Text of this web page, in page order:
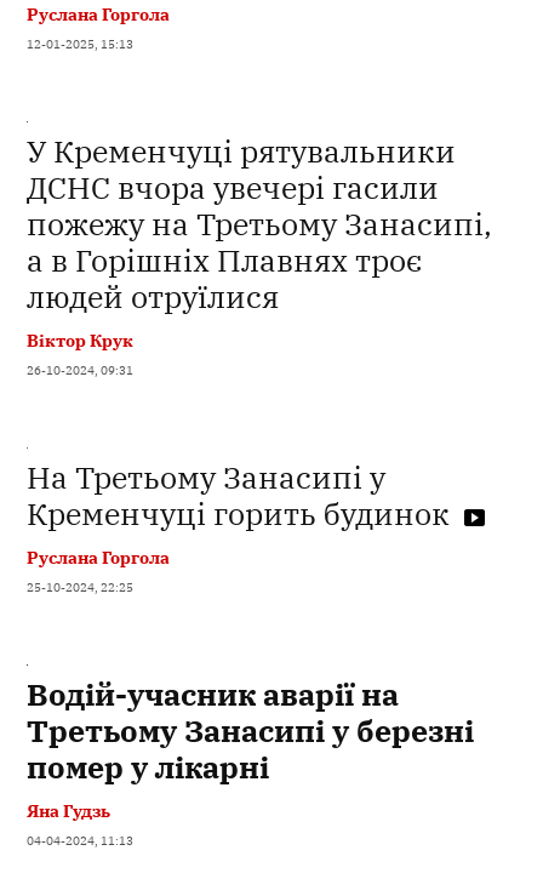
Руслана Горгола
12-01-2025, 15:13
У Кременчуці рятувальники
ДСНС вчора увечері гасили
пожежу на Третьому Занасипі,
а в Горішніх Плавнях троє
людей отруїлися
Віктор Крук
26-10-2024, 09:31
На Третьому Занасипі у
Кременчуці горить будинок
Руслана Горгола
25-10-2024, 22:25
Водій-учасник аварії на
Третьому Занасипі у березні
помер у лікарні
Яна Гудзь
04-04-2024, 11:13